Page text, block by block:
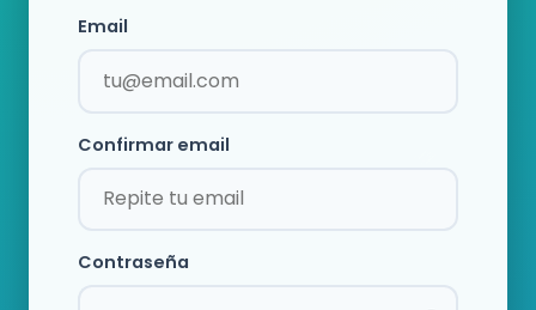
Email
Confirmar email
Contraseña